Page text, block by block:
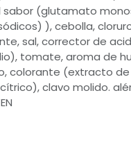
(glutamato
), cebolla,
sal, corrector de
tomate, aroma de
colorante (extracto
clavo molido.